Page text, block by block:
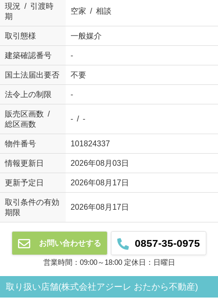
現況 / 引渡時
期
空家 / 相談
取引態様 一般媒介
建築確認番号 -
国土法届出要否 不要
法令上の制限 -
販売区画数 /
総区画数
- / -
物件番号 101824337
情報更新日 2026年08月03日
更新予定日 2026年08月17日
取引条件の有効
期限
2026年08月17日
お問い合わせする 0857-35-0975
営業時間：09:00～18:00 定休日：日曜日
取り扱い店舗(株式会社アジーレ おたから不動産)